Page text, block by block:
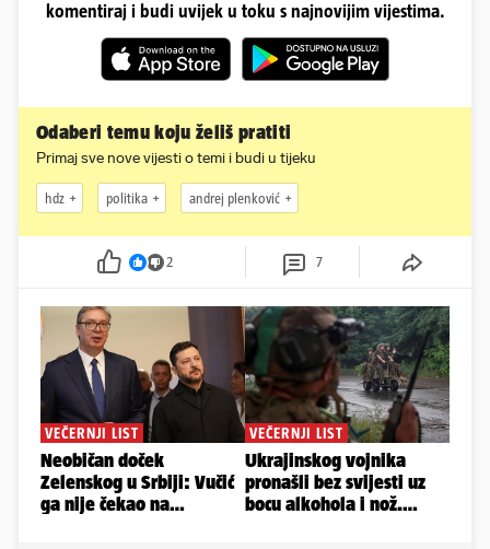
komentiraj i budi uvijek u toku s najnovijim vijestima.
Odaberi temu koju želiš pratiti
Primaj sve nove vijesti o temi i budi u tijeku
hdz politika andrej plenković
2 7